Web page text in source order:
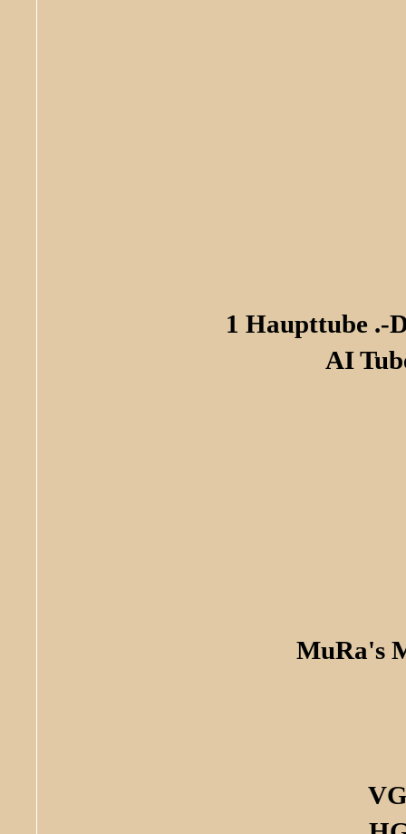
1 Haupttube .-
AI
MuRa's